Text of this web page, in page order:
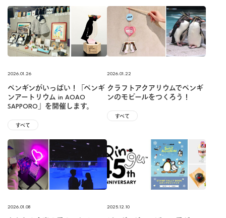
2026.01.26
ペンギンがいっぱい！「ペンギ
ンアートリウム in AOAO
SAPPORO」を開催します。
すべて
2026.01.22
クラフトアクアリウムでペンギ
ンのモビールをつくろう！
すべて
2026.01.08 2025.12.10